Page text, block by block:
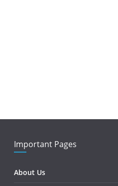
Important Pages
About Us